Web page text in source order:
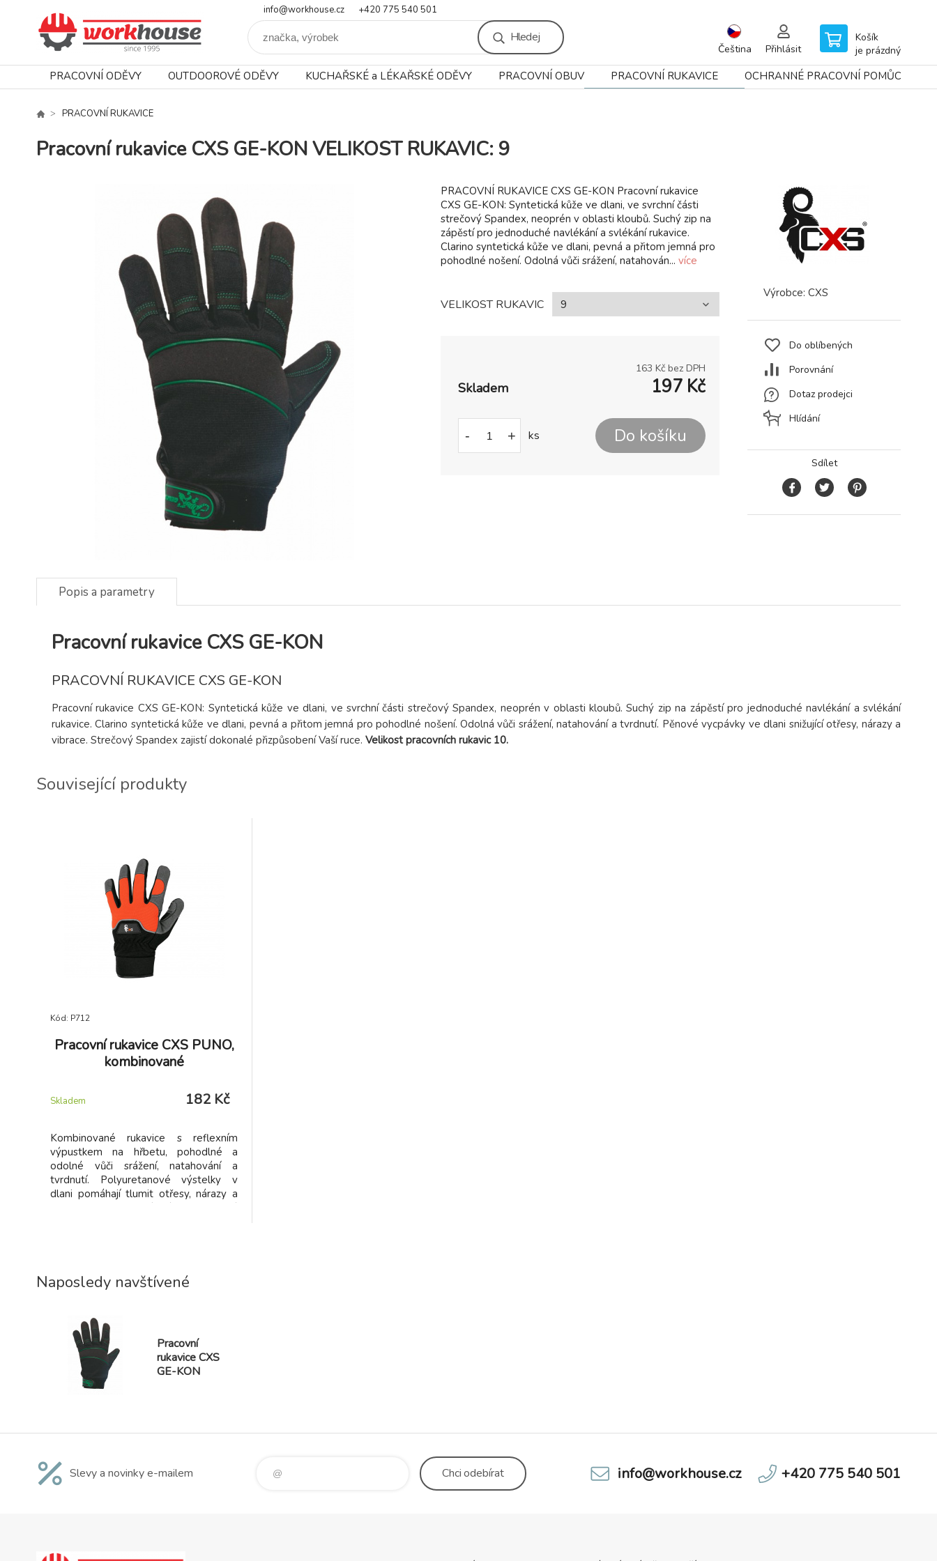
info@workhouse.cz +420 775 540 501
Hledej
Čeština Přihlásit
Košík
je prázdný
PRACOVNÍ ODĚVY OUTDOOROVÉ ODĚVY KUCHAŘSKÉ a LÉKAŘSKÉ ODĚVY PRACOVNÍ OBUV PRACOVNÍ RUKAVICE OCHRANNÉ PRACOVNÍ POMŮCKY
PRACOVNÍ RUKAVICE
Pracovní rukavice CXS GE-KON VELIKOST RUKAVIC: 9
PRACOVNÍ RUKAVICE CXS GE-KON Pracovní rukavice
CXS GE-KON: Syntetická kůže ve dlani, ve svrchní části
strečový Spandex, neoprén v oblasti kloubů. Suchý zip na
zápěstí pro jednoduché navlékání a svlékání rukavice.
Clarino syntetická kůže ve dlani, pevná a přitom jemná pro
pohodlné nošení. Odolná vůči srážení, natahován... více
VELIKOST RUKAVIC
163 Kč bez DPH
Skladem 197 Kč
- + ks Do košíku
Výrobce: CXS
Do oblíbených
Porovnání
Dotaz prodejci
Hlídání
Sdílet
Popis a parametry
Pracovní rukavice CXS GE-KON
PRACOVNÍ RUKAVICE CXS GE-KON
Pracovní rukavice CXS GE-KON: Syntetická kůže ve dlani, ve svrchní části strečový Spandex, neoprén v oblasti kloubů. Suchý zip na zápěstí pro jednoduché navlékání a svlékání
rukavice. Clarino syntetická kůže ve dlani, pevná a přitom jemná pro pohodlné nošení. Odolná vůči srážení, natahování a tvrdnutí. Pěnové vycpávky ve dlani snižující otřesy, nárazy a
vibrace. Strečový Spandex zajistí dokonalé přizpůsobení Vaší ruce. Velikost pracovních rukavic 10.
Související produkty
Kód: P712
Pracovní rukavice CXS PUNO,
kombinované
Skladem 182 Kč
Kombinované rukavice s reflexním
výpustkem na hřbetu, pohodlné a
odolné vůči srážení, natahování a
tvrdnutí. Polyuretanové výstelky v
dlani pomáhají tlumit otřesy, nárazy a
vibrace. Ve svrchní části prodyšný
průmysl, hobby, řidiči, volnočas.
Naposledy navštívené
Pracovní
rukavice CXS
GE-KON
Slevy a novinky e-mailem Chciodebírat info@workhouse.cz +420 775 540 501